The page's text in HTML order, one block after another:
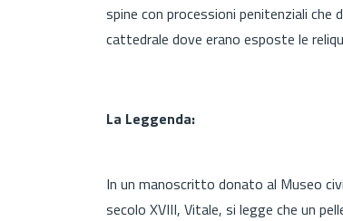
spine con processioni penitenziali che
cattedrale dove erano esposte le
La Leggenda:
In un manoscritto donato al Museo
secolo XVIII, Vitale, si legge che un